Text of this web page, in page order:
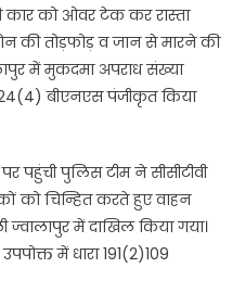
कार को ओवर टेक कर रास्ता
की तोड़फोड़ व जान से मारने की
में मुकदमा अपराध संख्या
बीएनएस पंजीकृत किया
पहुंची पुलिस टीम ने सीसीटीवी
को चिन्हित करते हुए वाहन
में दाखिल किया गया।
में धारा 191(2)109